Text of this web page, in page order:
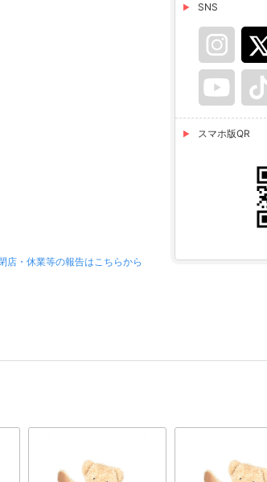
店・休業等の報告はこちらから
SNS
スマホ版QR